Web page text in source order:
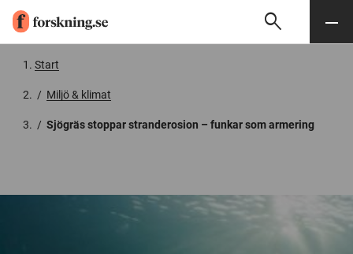
Söksearch Meny
Start
/ Miljö & klimat
/ Sjögräs stoppar stranderosion – funkar som armering